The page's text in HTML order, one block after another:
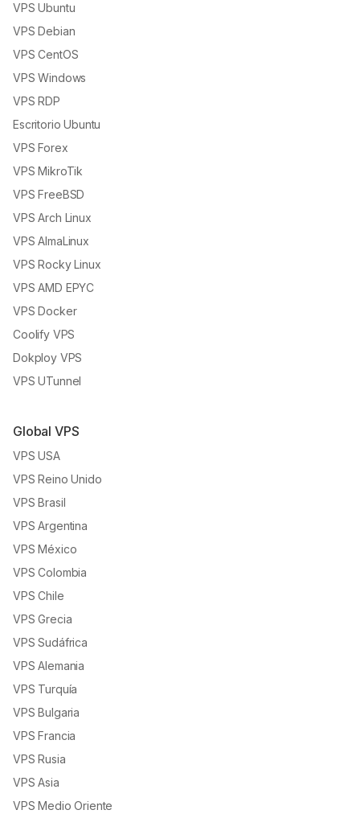
VPS Ubuntu
VPS Debian
VPS CentOS
VPS Windows
VPS RDP
Escritorio Ubuntu
VPS Forex
VPS MikroTik
VPS FreeBSD
VPS Arch Linux
VPS AlmaLinux
VPS Rocky Linux
VPS AMD EPYC
VPS Docker
Coolify VPS
Dokploy VPS
VPS UTunnel
Global VPS
VPS USA
VPS Reino Unido
VPS Brasil
VPS Argentina
VPS México
VPS Colombia
VPS Chile
VPS Grecia
VPS Sudáfrica
VPS Alemania
VPS Turquía
VPS Bulgaria
VPS Francia
VPS Rusia
VPS Asia
VPS Medio Oriente